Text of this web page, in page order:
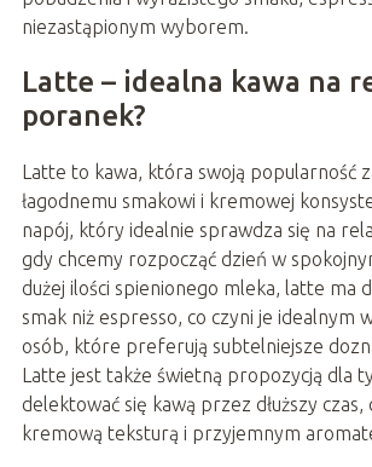
niezastąpionym wyborem.
Latte – idealna kawa na
poranek?
Latte to kawa, która swoją popularność
łagodnemu smakowi i kremowej
napój, który idealnie sprawdza się na
gdy chcemy rozpocząć dzień w
dużej ilości spienionego mleka, latte ma
smak niż espresso, co czyni je idealnym
osób, które preferują subtelniejsze
Latte jest także świetną propozycją dla
delektować się kawą przez dłuższy czas,
kremową teksturą i przyjemnym